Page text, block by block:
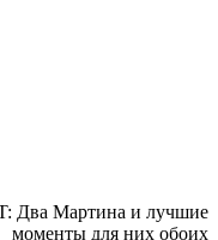
Два Мартина и лучшие
моменты для них обоих